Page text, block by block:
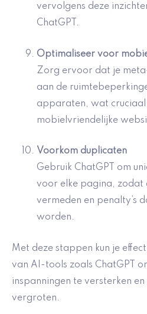
vervolgens deze
ChatGPT.
Optimaliseer voor
Zorg ervoor dat je
aan de
apparaten, wat cruciaal
mobielvriendelijke
Voorkom duplicaten
Gebruik ChatGPT om
voor elke pagina, zodat
vermeden en penalty’s
worden.
Met deze stappen kun je
van AI-tools zoals ChatGPT
inspanningen te versterken
vergroten.